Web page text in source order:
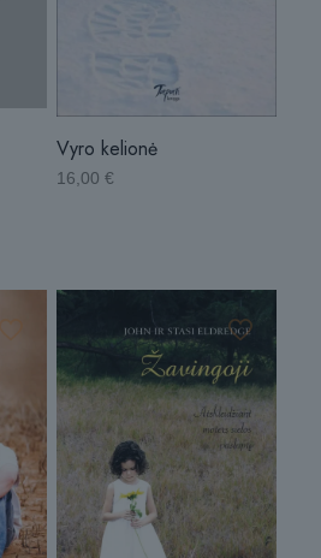
Vyro kelionė
16,00 €